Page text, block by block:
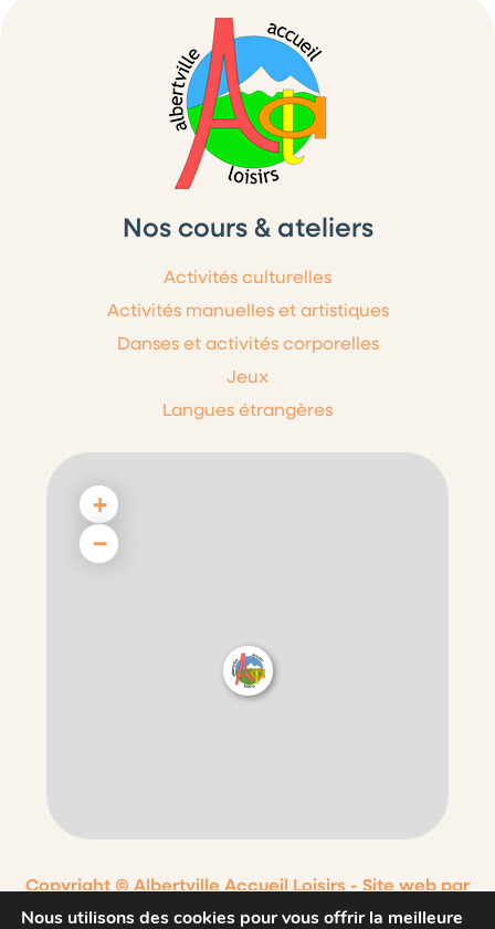
Nous utilisons des cookies pour vous offrir la meilleure
Nos cours & ateliers
Activités culturelles
Activités manuelles et artistiques
Danses et activités corporelles
Jeux
Langues étrangères
+
−
Copyright © Albertville Accueil Loisirs - Site web par
Nouvel Oeil